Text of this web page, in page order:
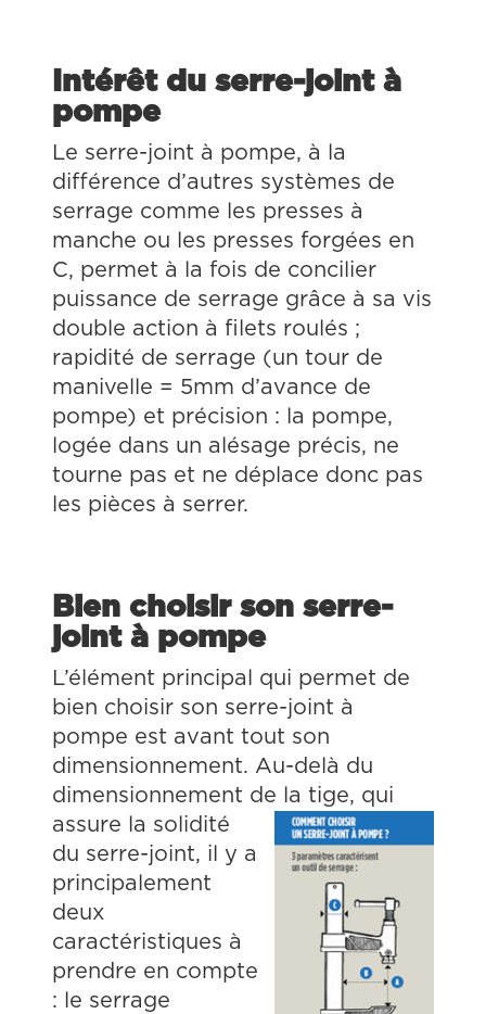
Intérêt du serre-joint à
pompe
Le serre-joint à pompe, à la
différence d’autres systèmes de
serrage comme les presses à
manche ou les presses forgées en
C, permet à la fois de concilier
puissance de serrage grâce à sa vis
double action à filets roulés ;
rapidité de serrage (un tour de
manivelle = 5mm d’avance de
pompe) et précision : la pompe,
logée dans un alésage précis, ne
tourne pas et ne déplace donc pas
les pièces à serrer.
Bien choisir son serre-
joint à pompe
L’élément principal qui permet de
bien choisir son serre-joint à
pompe est avant tout son
dimensionnement. Au-delà du
dimensionnement de la tige, qui
assure la solidité
du serre-joint, il y a
principalement
deux
caractéristiques à
prendre en compte
: le serrage